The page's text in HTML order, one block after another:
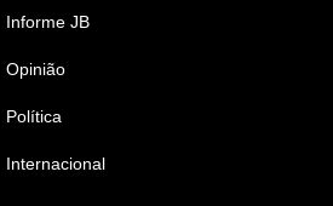
Informe JB
Opinião
Política
Internacional